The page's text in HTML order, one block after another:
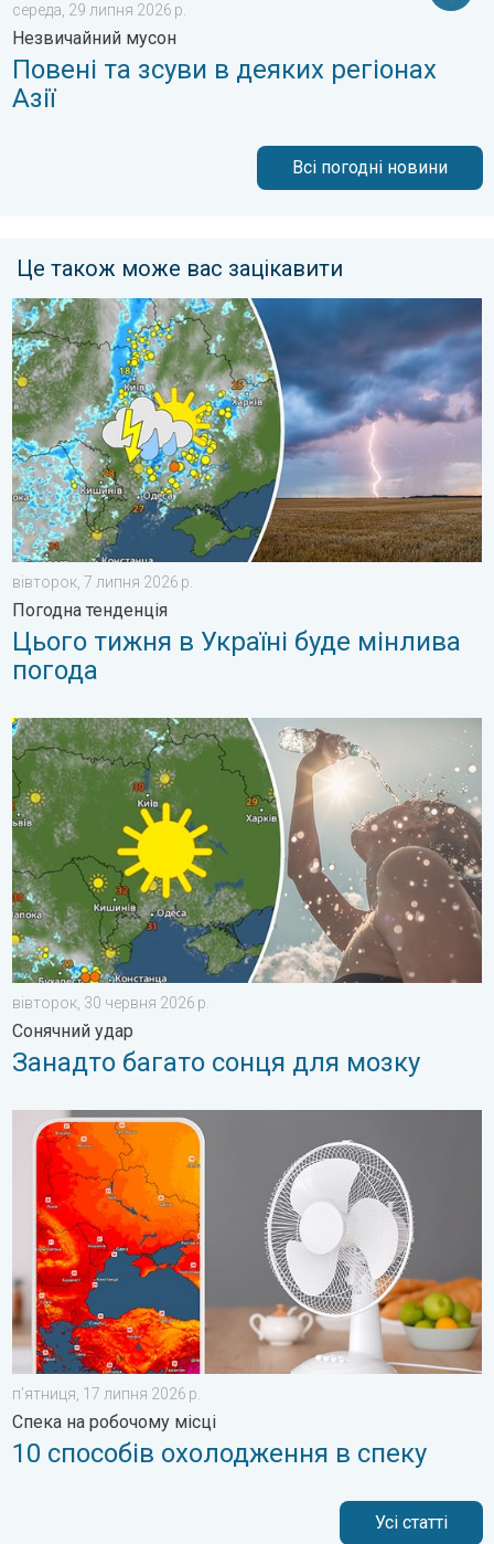
середа, 29 липня 2026 р.
Незвичайний мусон
Повені та зсуви в деяких регіонах
Азії
Всі погодні новини
Це також може вас зацікавити
Цього тижня в Україні буде мінлива погода. Погодна
вівторок, 7 липня 2026 р.
Погодна тенденція
Цього тижня в Україні буде мінлива
погода
Занадто багато сонця для мозку. Сонячний удар. . .
вівторок, 30 червня 2026 р.
Сонячний удар
Занадто багато сонця для мозку
10 способів охолодження в спеку. Спека на робочому
пʼятниця, 17 липня 2026 р.
Спека на робочому місці
10 способів охолодження в спеку
Усі статті